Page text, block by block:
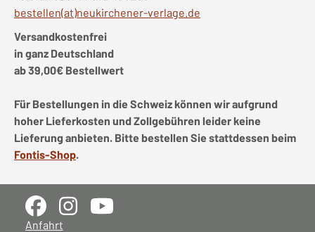
bestellen(at)neukirchener-verlage.de
Versandkostenfrei
in ganz Deutschland
ab 39,00€ Bestellwert
Für Bestellungen in die Schweiz können wir aufgrund
hoher Lieferkosten und Zollgebühren leider keine
Lieferung anbieten. Bitte bestellen Sie stattdessen beim
Fontis-Shop.
Anfahrt